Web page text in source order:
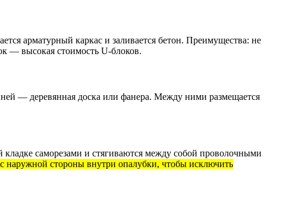
арматурный каркас и заливается бетон. Преимущества: не
— высокая стоимость U-блоков.
— деревянная доска или фанера. Между ними размещается
саморезами и стягиваются между собой проволочными
наружной стороны внутри опалубки, чтобы исключить